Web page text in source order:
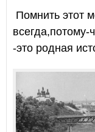
Помнить этот
-это родная